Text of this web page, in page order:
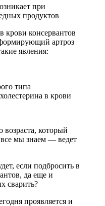
при
продуктов
консервантов
артроз
явления:
типа
в крови
возраста, который
все мы знаем — ведет
если подбросить в
да еще и
сварить?
проявляется и